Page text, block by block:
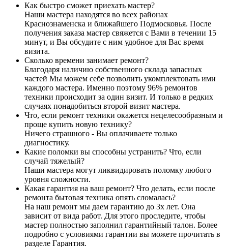
Как быстро сможет приехать мастер?
Наши мастера находятся во всех районах
Краснознаменска и ближайшего Подмосковья. После
получения заказа мастер свяжется с Вами в течении 15
минут, и Вы обсудите с ним удобное для Вас время
визита.
Сколько времени занимает ремонт?
Благодаря наличию собственного склада запасных
частей Мы можем себе позволить укомплектовать ими
каждого мастера. Именно поэтому 96% ремонтов
техники происходит за один визит. И только в редких
случаях понадобиться второй визит мастера.
Что, если ремонт техники окажется нецелесообразным и
проще купить новую технику?
Ничего страшного - Вы оплачиваете только
диагностику.
Какие поломки вы способны устранить? Что, если
случай тяжелый?
Наши мастера могут ликвидировать поломку любого
уровня сложности.
Какая гарантия на ваш ремонт? Что делать, если после
ремонта бытовая техника опять сломалась?
На наш ремонт мы даем гарантию до 3х лет. Она
зависит от вида работ. Для этого проследите, чтобы
мастер полностью заполнил гарантийный талон. Более
подробно с условиями гарантии вы можете прочитать в
разделе Гарантия.